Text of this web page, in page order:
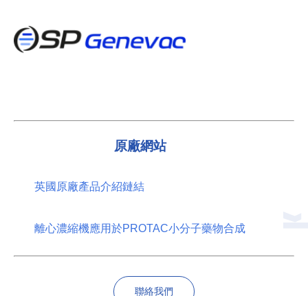
原廠網站
英國原廠產品介紹鏈結
離心濃縮機應用於PROTAC小分子藥物合成
聯絡我們